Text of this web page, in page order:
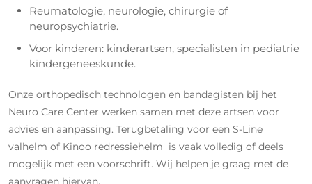
Reumatologie, neurologie, chirurgie of
neuropsychiatrie.
Voor kinderen: kinderartsen, specialisten in pediatrie
kindergeneeskunde.
Onze orthopedisch technologen en bandagisten bij het
Neuro Care Center werken samen met deze artsen voor
advies en aanpassing. Terugbetaling voor een S-Line
valhelm of Kinoo redressiehelm is vaak volledig of deels
mogelijk met een voorschrift. Wij helpen je graag met de
aanvragen hiervan.